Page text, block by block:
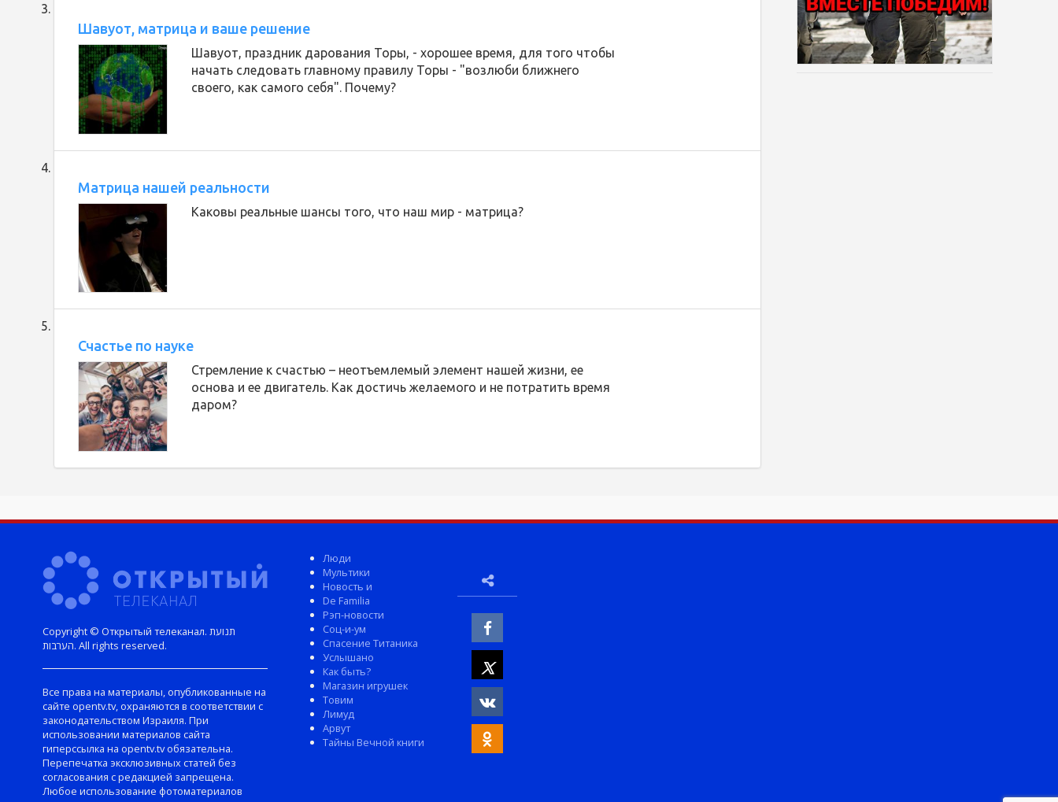
Шавуот, матрица и ваше решение
Шавуот, праздник дарования Торы, - хорошее время, для того чтобы
начать следовать главному правилу Торы - "возлюби ближнего
своего, как самого себя". Почему?
Матрица нашей реальности
Каковы реальные шансы того, что наш мир - матрица?
Счастье по науке
Стремление к счастью – неотъемлемый элемент нашей жизни, ее
основа и ее двигатель. Как достичь желаемого и не потратить время
даром?
Copyright © Открытый телеканал. תנועת
הערבות. All rights reserved.
Все права на материалы, опубликованные на
сайте opentv.tv, охраняются в соответствии с
законодательством Израиля. При
использовании материалов сайта
гиперссылка на opentv.tv обязательна.
Перепечатка эксклюзивных статей без
согласования с редакцией запрещена.
Любое использование фотоматериалов
Люди
Мультики
Новость и
De Familia
Рэп-новости
Соц-и-ум
Спасение Титаника
Услышано
Как быть?
Магазин игрушек
Товим
Лимуд
Арвут
Тайны Вечной книги